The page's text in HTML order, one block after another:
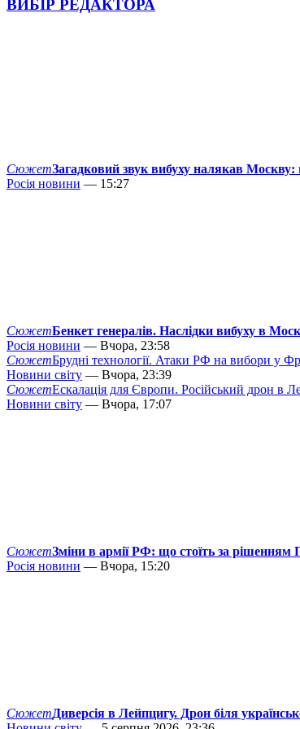
ВИБІР РЕДАКТОРА
СюжетЗагадковий звук вибуху налякав Москву:
Росія новини — 15:27
СюжетБенкет генералів. Наслідки вибуху в
Росія новини — Вчора, 23:58
СюжетБрудні технології. Атаки РФ на вибори у
Новини світу — Вчора, 23:39
СюжетЕскалація для Європи. Російський дрон в
Новини світу — Вчора, 17:07
СюжетЗміни в армії РФ: що стоїть за рішенням
Росія новини — Вчора, 15:20
СюжетДиверсія в Лейпцигу. Дрон біля